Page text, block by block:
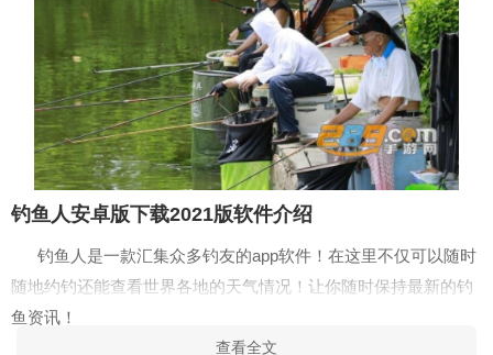
钓鱼人安卓版下载2021版软件介绍
钓鱼人是一款汇集众多钓友的app软件！在这里不仅可以随时
随地约钓还能查看世界各地的天气情况！让你随时保持最新的钓
鱼资讯！
查看全文